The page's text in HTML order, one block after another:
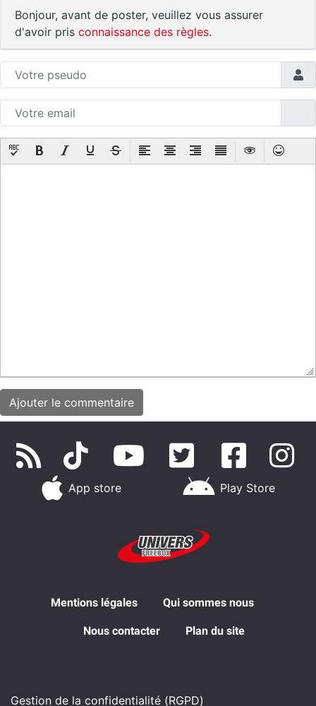
Bonjour, avant de poster, veuillez vous assurer
d'avoir pris connaissance des règles.
App store Play Store
Mentions légales Qui sommes nous
Nous contacter Plan du site
Gestion de la confidentialité (RGPD)